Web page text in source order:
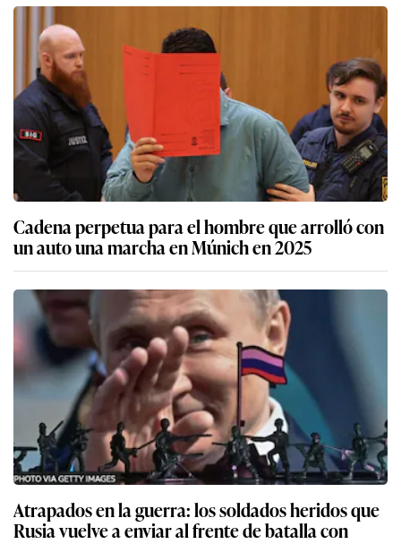
Cadena perpetua para el hombre que arrolló con
un auto una marcha en Múnich en 2025
Atrapados en la guerra: los soldados heridos que
Rusia vuelve a enviar al frente de batalla con